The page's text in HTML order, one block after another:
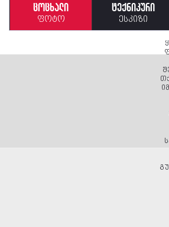
ცოცხალი
ფოტო
ტექნიკური
ესკიზი